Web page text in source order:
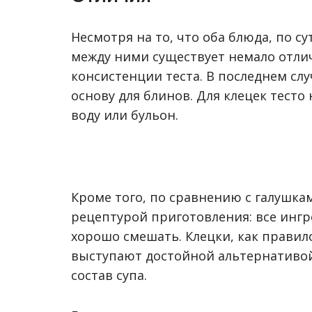
Несмотря на то, что оба блюда, по
между ними существует немало
консистенции теста. В последнем
основу для блинов. Для клецек тесто
воду или бульон.
Кроме того, по сравнению с
рецептурой приготовления: все
хорошо смешать. Клецки, как
выступают достойной
состав супа.